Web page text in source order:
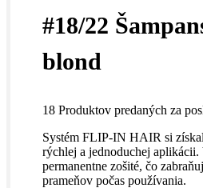
#18/22
blond
18 Produktov predaných za
Systém FLIP-IN HAIR si
rýchlej a jednoduchej aplikácii.
permanentne zošité, čo
prameňov počas používania.